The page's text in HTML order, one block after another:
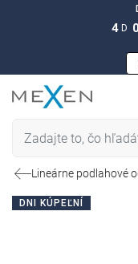
4 D
Lineárne podlahové
DNI KÚPEĽNÍ